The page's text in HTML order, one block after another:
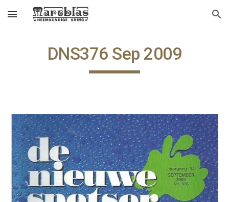
Skip to main content Skip to navigation
DNS376 Sep 2009